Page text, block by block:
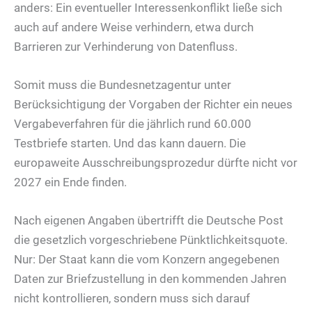
anders: Ein eventueller Interessenkonflikt ließe sich
auch auf andere Weise verhindern, etwa durch
Barrieren zur Verhinderung von Datenfluss.
Somit muss die Bundesnetzagentur unter
Berücksichtigung der Vorgaben der Richter ein neues
Vergabeverfahren für die jährlich rund 60.000
Testbriefe starten. Und das kann dauern. Die
europaweite Ausschreibungsprozedur dürfte nicht vor
2027 ein Ende finden.
Nach eigenen Angaben übertrifft die Deutsche Post
die gesetzlich vorgeschriebene Pünktlichkeitsquote.
Nur: Der Staat kann die vom Konzern angegebenen
Daten zur Briefzustellung in den kommenden Jahren
nicht kontrollieren, sondern muss sich darauf